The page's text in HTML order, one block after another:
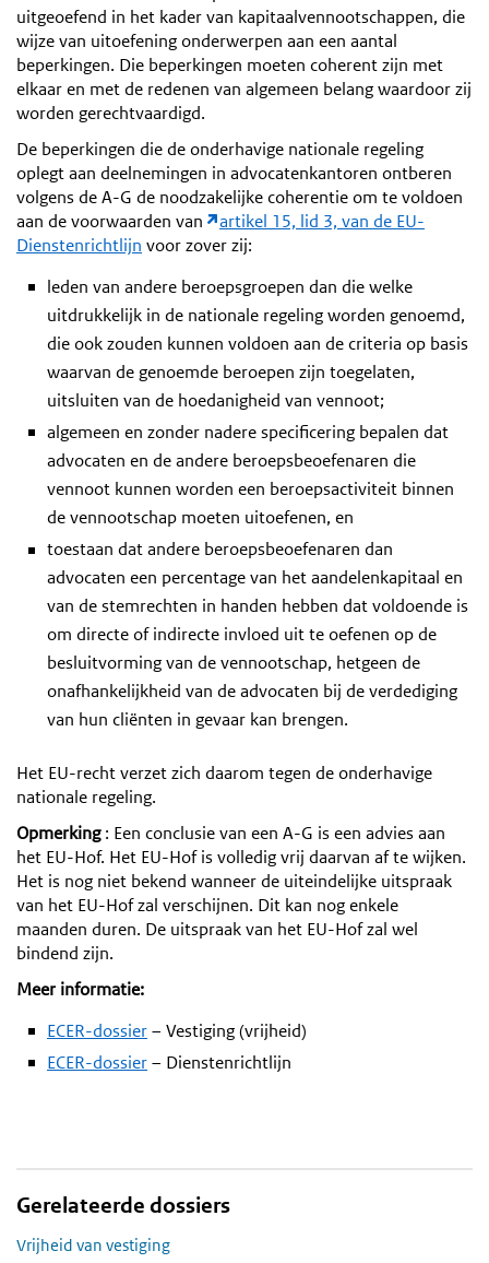
uitgeoefend in het kader van kapitaalvennootschappen, die
wijze van uitoefening onderwerpen aan een aantal
beperkingen. Die beperkingen moeten coherent zijn met
elkaar en met de redenen van algemeen belang waardoor zij
worden gerechtvaardigd.
De beperkingen die de onderhavige nationale regeling
oplegt aan deelnemingen in advocatenkantoren ontberen
volgens de A-G de noodzakelijke coherentie om te voldoen
aan de voorwaarden van
artikel 15, lid 3, van de EU-
Dienstenrichtlijn voor zover zij:
leden van andere beroepsgroepen dan die welke
uitdrukkelijk in de nationale regeling worden genoemd,
die ook zouden kunnen voldoen aan de criteria op basis
waarvan de genoemde beroepen zijn toegelaten,
uitsluiten van de hoedanigheid van vennoot;
algemeen en zonder nadere specificering bepalen dat
advocaten en de andere beroepsbeoefenaren die
vennoot kunnen worden een beroepsactiviteit binnen
de vennootschap moeten uitoefenen, en
toestaan dat andere beroepsbeoefenaren dan
advocaten een percentage van het aandelenkapitaal en
van de stemrechten in handen hebben dat voldoende is
om directe of indirecte invloed uit te oefenen op de
besluitvorming van de vennootschap, hetgeen de
onafhankelijkheid van de advocaten bij de verdediging
van hun cliënten in gevaar kan brengen.
Het EU-recht verzet zich daarom tegen de onderhavige
nationale regeling.
Opmerking : Een conclusie van een A-G is een advies aan
het EU-Hof. Het EU-Hof is volledig vrij daarvan af te wijken.
Het is nog niet bekend wanneer de uiteindelijke uitspraak
van het EU-Hof zal verschijnen. Dit kan nog enkele
maanden duren. De uitspraak van het EU-Hof zal wel
bindend zijn.
Meer informatie:
ECER-dossier– Vestiging (vrijheid)
ECER-dossier– Dienstenrichtlijn
Gerelateerde dossiers
Vrijheid van vestiging